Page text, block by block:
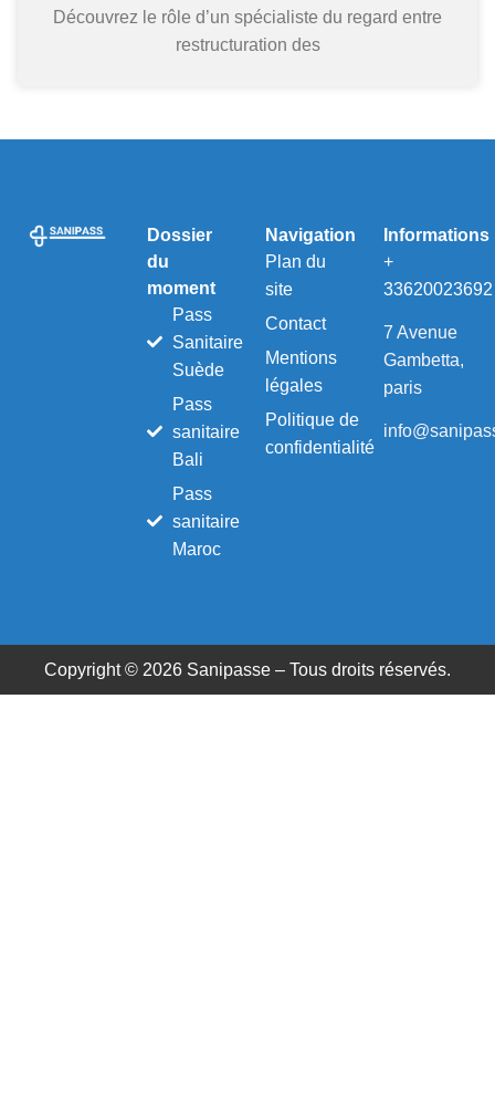
Découvrez le rôle d’un spécialiste du regard entre
restructuration des
Dossier
du
moment
Pass
Sanitaire
Suède
Pass
sanitaire
Bali
Pass
sanitaire
Maroc
Navigation
Plan du
site
Contact
Mentions
légales
Politique de
confidentialité
Informations
+
33620023692
7 Avenue
Gambetta,
paris
Copyright © 2026 Sanipasse – Tous droits réservés.